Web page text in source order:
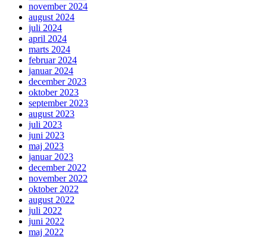
november 2024
august 2024
juli 2024
april 2024
marts 2024
februar 2024
januar 2024
december 2023
oktober 2023
september 2023
august 2023
juli 2023
juni 2023
maj 2023
januar 2023
december 2022
november 2022
oktober 2022
august 2022
juli 2022
juni 2022
maj 2022